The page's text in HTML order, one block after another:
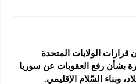
قرارات الولايات المتحدة
بشأن رفع العقوبات عن سوريا
وبناء السّلام الإقليمي.